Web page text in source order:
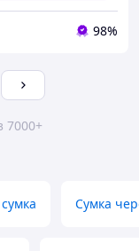
98%
7000+
Сумка